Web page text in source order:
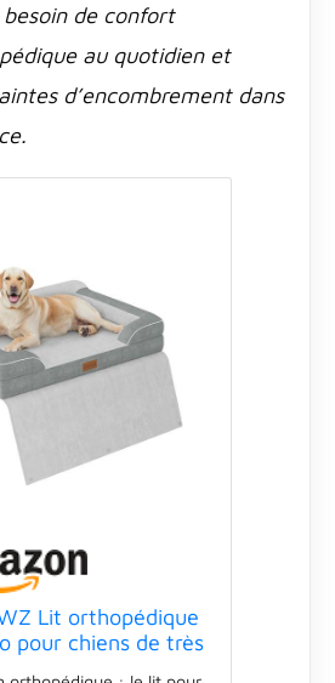
remuera vraiment sa
de confort
au quotidien et
d’encombrement dans
Lit orthopédique
pour chiens de très
taille avec gel